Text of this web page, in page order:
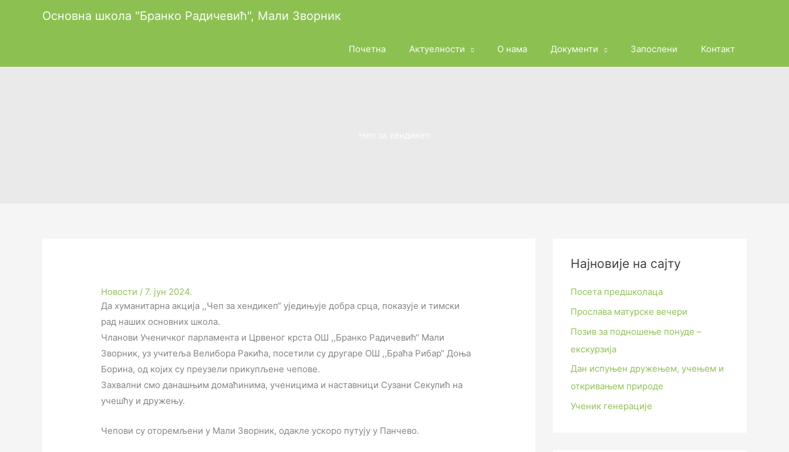
Основна школа "Бранко Радичевић", Мали Зворник
Почетна Актуелности О нама Документи Запослени Контакт
Новости /7. јун 2024.
Да хуманитарна акција ,,Чеп за хендикеп“ уједињује добра срца, показује и тимски
рад наших основних школа.
Чланови Ученичког парламента и Црвеног крста ОШ ,,Бранко Радичевић“ Мали
Зворник, уз учитеља Велибора Ракића, посетили су другаре ОШ ,,Браћа Рибар“ Доња
Борина, од којих су преузели прикупљене чепове.
Захвални смо данашњим домаћинима, ученицима и наставници Сузани Секулић на
учешћу и дружењу.
Чепови су оторемљени у Мали Зворник, одакле ускоро путују у Панчево.
Најновије на сајту
Посета предшколаца
Прослава матурске вечери
Позив за подношење понуде –
екскурзија
Дан испуњен дружењем, учењем и
откривањем природе
Ученик генерације